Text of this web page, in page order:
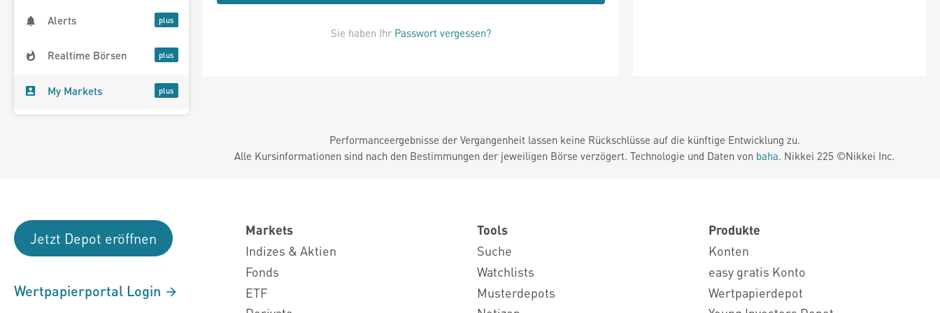
Alerts
Realtime Börsen
My Markets
Sie haben Ihr Passwort vergessen?
Performanceergebnisse der Vergangenheit lassen keine Rückschlüsse auf die künftige Entwicklung zu.
Alle Kursinformationen sind nach den Bestimmungen der jeweiligen Börse verzögert. Technologie und Daten von baha. Nikkei 225 ©Nikkei Inc.
Jetzt Depot eröffnen
Wertpapierportal Login
Markets
Indizes & Aktien
Fonds
ETF
Tools
Suche
Watchlists
Musterdepots
Produkte
Konten
easy gratis Konto
Wertpapierdepot